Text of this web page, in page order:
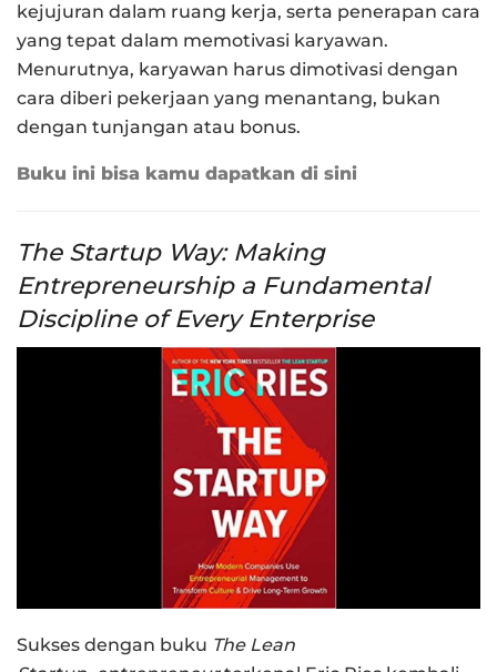
kejujuran dalam ruang kerja, serta penerapan cara
yang tepat dalam memotivasi karyawan.
Menurutnya, karyawan harus dimotivasi dengan
cara diberi pekerjaan yang menantang, bukan
dengan tunjangan atau bonus.
Buku ini bisa kamu dapatkan di sini
The Startup Way: Making
Entrepreneurship a Fundamental
Discipline of Every Enterprise
Sukses dengan buku The Lean